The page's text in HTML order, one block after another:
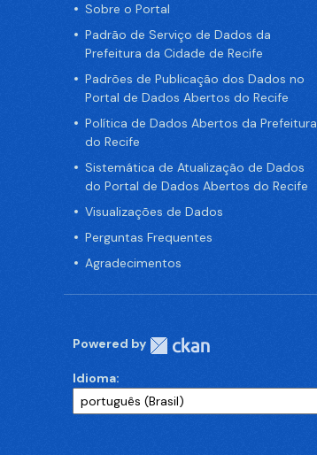
Sobre o Portal
Padrão de Serviço de Dados da
Prefeitura da Cidade de Recife
Padrões de Publicação dos Dados no
Portal de Dados Abertos do Recife
Política de Dados Abertos da Prefeitura
do Recife
Sistemática de Atualização de Dados
do Portal de Dados Abertos do Recife
Visualizações de Dados
Perguntas Frequentes
Agradecimentos
Powered by
Idioma